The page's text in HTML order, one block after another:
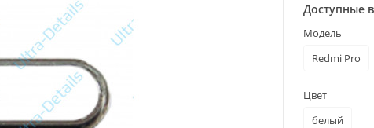
Доступные
Модель
Redmi Pro
Цвет
белый